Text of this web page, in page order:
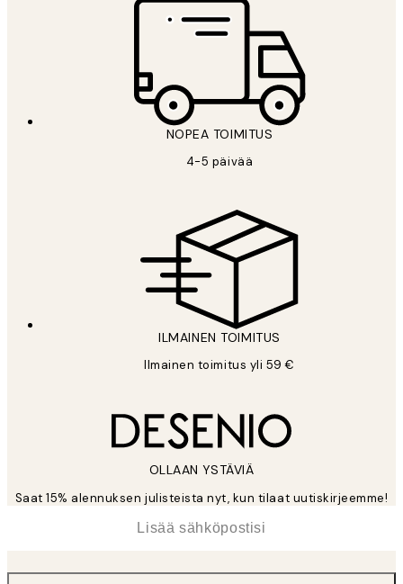
NOPEA TOIMITUS
4-5 päivää
ILMAINEN TOIMITUS
Ilmainen toimitus yli 59 €
OLLAAN YSTÄVIÄ
Saat 15% alennuksen julisteista nyt, kun tilaat uutiskirjeemme!